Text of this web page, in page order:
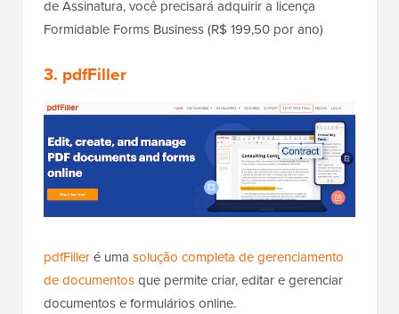
de Assinatura, você precisará adquirir a licença
Formidable Forms Business (R$ 199,50 por ano)
3. pdfFiller
pdfFilleré uma solução completa de gerenciamento
de documentosque permite criar, editar e gerenciar
documentos e formulários online.